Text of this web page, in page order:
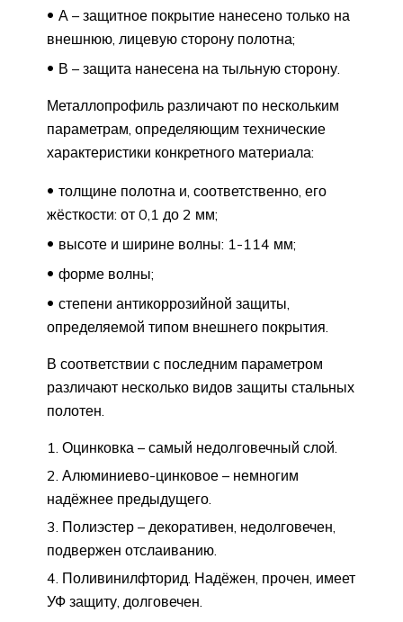
А – защитное покрытие нанесено только на
внешнюю, лицевую сторону полотна;
В – защита нанесена на тыльную сторону.
Металлопрофиль различают по нескольким
параметрам, определяющим технические
характеристики конкретного материала:
толщине полотна и, соответственно, его
жёсткости: от 0,1 до 2 мм;
высоте и ширине волны: 1-114 мм;
форме волны;
степени антикоррозийной защиты,
определяемой типом внешнего покрытия.
В соответствии с последним параметром
различают несколько видов защиты стальных
полотен.
Оцинковка – самый недолговечный слой.
Алюминиево-цинковое – немногим
надёжнее предыдущего.
Полиэстер – декоративен, недолговечен,
подвержен отслаиванию.
Поливинилфторид. Надёжен, прочен, имеет
УФ защиту, долговечен.